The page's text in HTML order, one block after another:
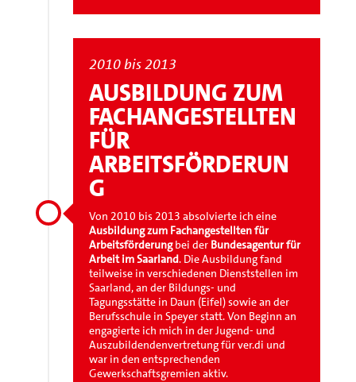
2010 bis 2013
AUSBILDUNG ZUM
FACHANGESTELLTEN
FÜR
ARBEITSFÖRDERUN
G
Von 2010 bis 2013 absolvierte ich eine
Ausbildung zum Fachangestellten für
Arbeitsförderungbei der Bundesagentur für
Arbeit im Saarland. Die Ausbildung fand
teilweise in verschiedenen Dienststellen im
Saarland, an der Bildungs- und
Tagungsstätte in Daun (Eifel) sowie an der
Berufsschule in Speyer statt. Von Beginn an
engagierte ich mich in der Jugend- und
Auszubildendenvertretung für ver.di und
war in den entsprechenden
Gewerkschaftsgremien aktiv.